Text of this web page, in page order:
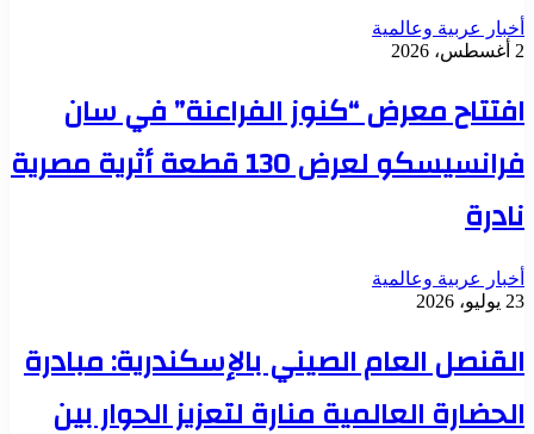
أخبار عربية وعالمية
2 أغسطس، 2026
افتتاح معرض “كنوز الفراعنة” في سان
فرانسيسكو لعرض 130 قطعة أثرية مصرية
نادرة
أخبار عربية وعالمية
23 يوليو، 2026
القنصل العام الصيني بالإسكندرية: مبادرة
الحضارة العالمية منارة لتعزيز الحوار بين